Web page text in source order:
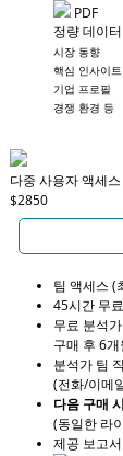
PDF
정량 데이
시장 동향
핵심 인사이트
기업 프로필
경쟁 환경 등
다중 사용자 액세스
$2850
팀 액세스 (
45시간 무
무료 분석
구매 후 6개
분석가 팀
(전화/이메
다음 구매
(동일한 라
제공 보고